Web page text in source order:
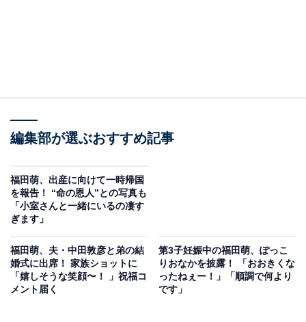
編集部が選ぶおすすめ記事
福田萌、出産に向けて一時帰国
を報告！ “命の恩人”との写真も
「小室さんと一緒にいるの凄す
ぎます」
福田萌、夫・中田敦彦と弟の結
婚式に出席！ 家族ショットに
「嬉しそうな笑顔〜！ 」祝福コ
メント届く
第3子妊娠中の福田萌、ぽっこ
りおなかを披露！ 「おおきくな
ったねぇー！」「順調で何より
です」